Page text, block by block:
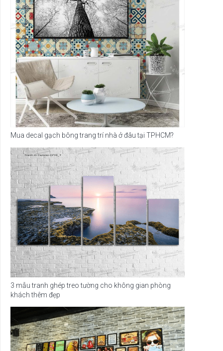
Mua decal gạch bông trang trí nhà ở đâu tại TPHCM?
3 mẫu tranh ghép treo tường cho không gian phòng
khách thêm đẹp